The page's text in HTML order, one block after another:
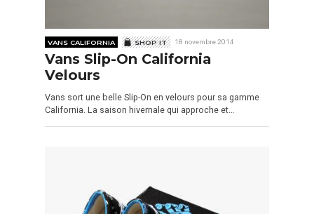
VANS CALIFORNIA SHOP IT 18 novembre 2014
Vans Slip-On California
Velours
Vans sort une belle Slip-On en velours pour sa gamme
California. La saison hivernale qui approche et…